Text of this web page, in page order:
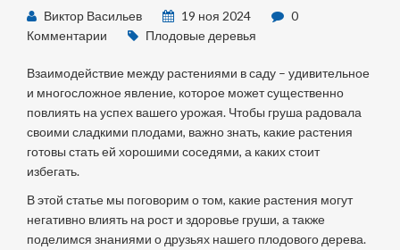
Виктор Васильев 19 ноя 2024
0
Комментарии
Плодовые деревья
Взаимодействие между растениями в саду – удивительное
и многосложное явление, которое может существенно
повлиять на успех вашего урожая. Чтобы груша радовала
своими сладкими плодами, важно знать, какие растения
готовы стать ей хорошими соседями, а каких стоит
избегать.
В этой статье мы поговорим о том, какие растения могут
негативно влиять на рост и здоровье груши, а также
поделимся знаниями о друзьях нашего плодового дерева.